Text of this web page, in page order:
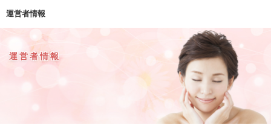
運営者情報
運営者情報